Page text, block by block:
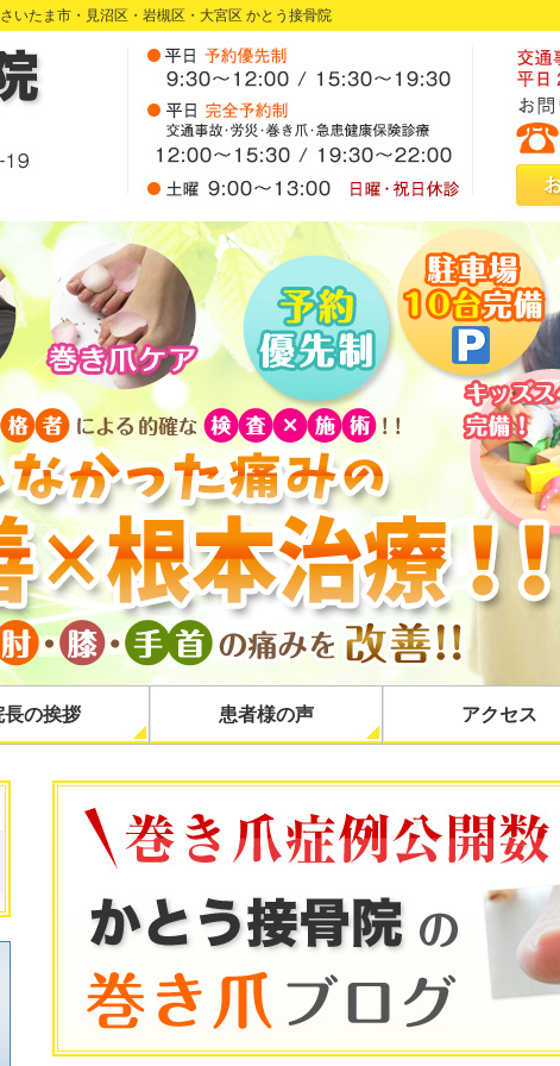
さいたま市・見沼区・岩槻区・大宮区 かとう接骨院
長の挨拶 患者様の声 アクセス